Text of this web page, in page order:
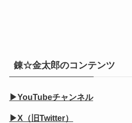
錬☆金太郎のコンテンツ
▶YouTubeチャンネル
▶X（旧Twitter）